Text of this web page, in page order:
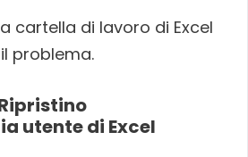
cartella di lavoro di Excel
problema.
utente di Excel